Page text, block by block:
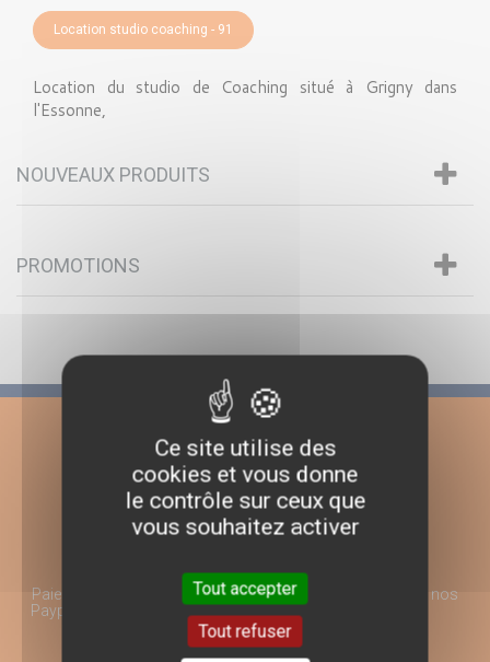
Location studio coaching - 91
Location du studio de Coaching situé à Grigny dans
l'Essonne,
NOUVEAUX PRODUITS
PROMOTIONS
Paiement 100% sécurisé par
Paypal ou Virement Bancaire
Choix et qualité sur tous nos
Ce site utilise des
cookies et vous donne
le contrôle sur ceux que
vous souhaitez activer
Tout accepter
Tout refuser